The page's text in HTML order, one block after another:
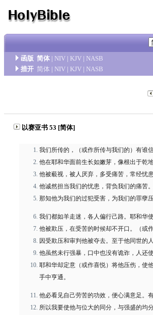
函版 简体 | NIV | KJV | NASB
措开 简体 | NIV | KJV | NASB
以赛亚书 53 [简体]
我们所传的，（或作所传与我们的）有谁
他在耶和华面前生长如嫩芽，像根出于乾
他被藐视，被人厌弃，多受痛苦，常
他诚然担当我们的忧患，背负我们的痛苦
那知他为我们的过犯受害，为我们的罪孽
我们都如羊走迷，各人偏行己路。耶和华
他被欺压，在受苦的时候却不开口。（或
因受欺压和审判他被夺去。至于他同世的
他虽然未行强暴，口中也没有诡诈，人还
耶和华却定意（或作喜悦）将他压伤，使
手中亨通。
他必看见自己劳苦的功效，便心满意足。
所以我要使他与位大的同分，与强盛的均